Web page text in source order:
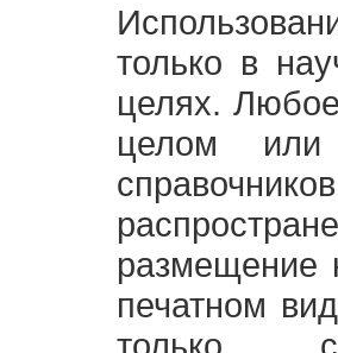
только в
целях.
целом или
размещение
печатном